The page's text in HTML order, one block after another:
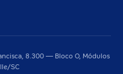
8.300 — Bloco O, Módulos
SC